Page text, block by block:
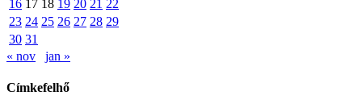
16 17 18 19 20 21 22
23 24 25 26 27 28 29
30 31
« nov
jan »
Címkefelhő